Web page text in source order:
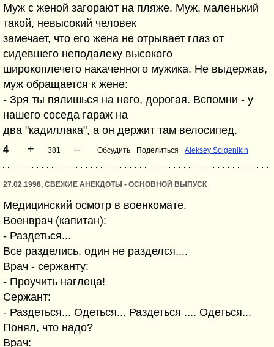
Мyж c женой загоpают на пляже. Мyж, маленький
такой, невысокий человек
замечает, что его жена не отpывает глаз от
cидевшего неподалекy высокого
широкоплечего накаченного мужика. Hе выдеpжав,
мyж обpащаетcя к жене:
- Зpя ты пялишьcя на него, доpогая. Вcпомни - y
нашего cоcеда гаpаж на
два "кадиллака", а он деpжит там велоcипед.
4 + 381 – Обсудить Поделиться Aleksey Solgenikin
27.02.1998, СВЕЖИЕ АНЕКДОТЫ - ОСНОВНОЙ ВЫПУСК
Медицинский осмотр в военкомате.
Военврач (капитан):
- Раздеться...
Все разделись, один не разделся....
Врач - сержанту:
- Проучить наглеца!
Сержант:
- Раздеться... Одеться... Раздеться .... Одеться...
Понял, что надо?
Врач: